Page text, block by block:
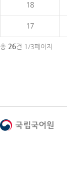
18
17
총 26건 1/3페이지